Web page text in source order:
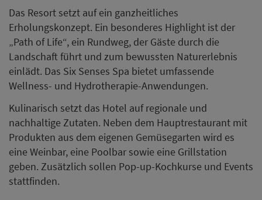
Das Resort setzt auf ein ganzheitliches
Erholungskonzept. Ein besonderes Highlight ist der
„Path of Life“, ein Rundweg, der Gäste durch die
Landschaft führt und zum bewussten Naturerlebnis
einlädt. Das Six Senses Spa bietet umfassende
Wellness- und Hydrotherapie-Anwendungen.
Kulinarisch setzt das Hotel auf regionale und
nachhaltige Zutaten. Neben dem Hauptrestaurant mit
Produkten aus dem eigenen Gemüsegarten wird es
eine Weinbar, eine Poolbar sowie eine Grillstation
geben. Zusätzlich sollen Pop-up-Kochkurse und Events
stattfinden.